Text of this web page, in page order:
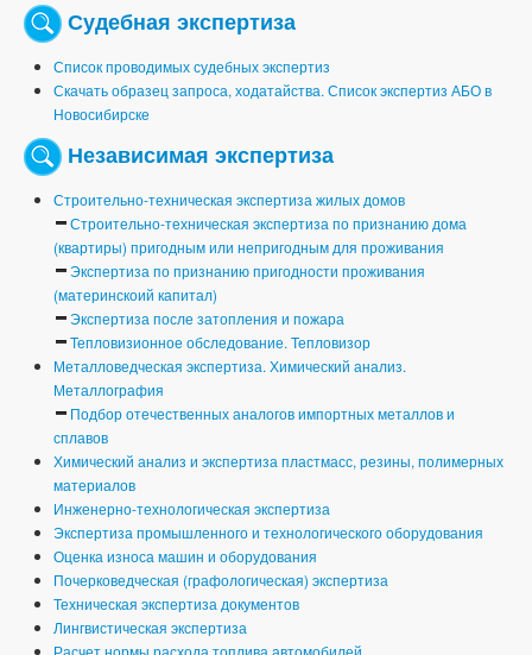
Судебная экспертиза
Список проводимых судебных экспертиз
Скачать образец запроса, ходатайства. Список экспертиз АБО в
Новосибирске
Независимая экспертиза
Строительно-техническая экспертиза жилых домов
Строительно-техническая экспертиза по признанию дома
(квартиры) пригодным или непригодным для проживания
Экспертиза по признанию пригодности проживания
(материнскоий капитал)
Экспертиза после затопления и пожара
Тепловизионное обследование. Тепловизор
Металловедческая экспертиза. Химический анализ.
Металлография
Подбор отечественных аналогов импортных металлов и
сплавов
Химический анализ и экспертиза пластмасс, резины, полимерных
материалов
Инженерно-технологическая экспертиза
Экспертиза промышленного и технологического оборудования
Оценка износа машин и оборудования
Почерковедческая (графологическая) экспертиза
Техническая экспертиза документов
Лингвистическая экспертиза